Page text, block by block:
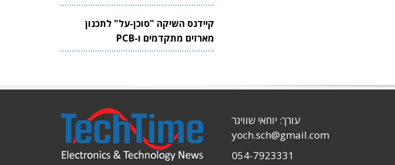
לשבבים
קיידנס השיקה "סוכן-על" לתכנון
מארזים מתקדמים ו-PCB
עורך: יוחאי שוויגר
yoch.sch@gmail.com
054-7923331